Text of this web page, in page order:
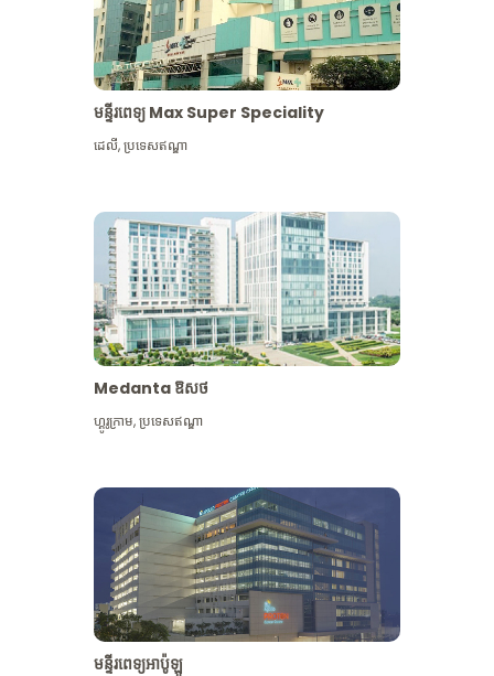
មន្ទីរពេទ្យ Max Super Speciality
ដេលី,ប្រទេសឥណ្ឌា
Medanta ឱសថ
ហ្គូរូក្រាម,ប្រទេសឥណ្ឌា
មន្ទីរពេទ្យអាប៉ូឡូ